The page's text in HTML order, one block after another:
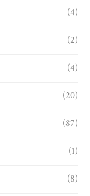
(4)
(2)
(4)
(20)
(87)
(1)
(8)